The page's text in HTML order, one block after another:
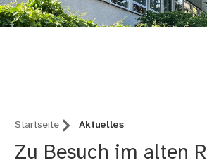
Startseite Aktuelles
Zu Besuch im alten